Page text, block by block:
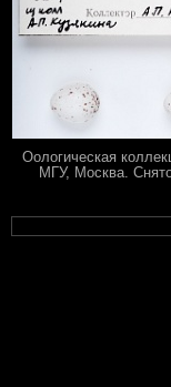
Оологическая
МГУ, Москва.